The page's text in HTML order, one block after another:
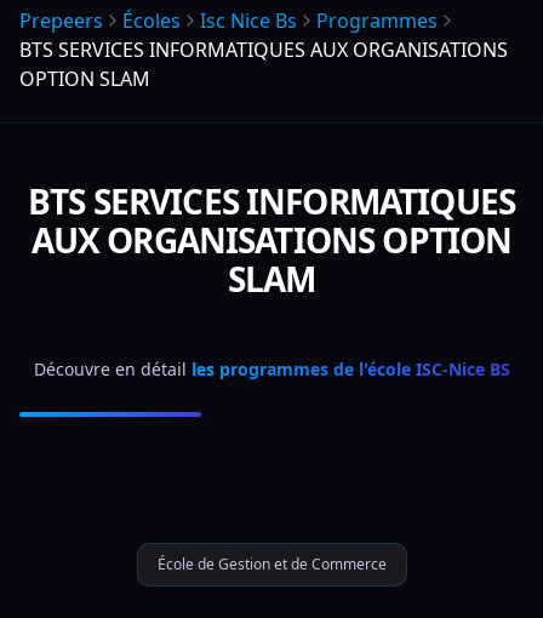
Prepeers Écoles Isc Nice Bs
Programmes
BTS SERVICES INFORMATIQUES AUX ORGANISATIONS
OPTION SLAM
BTS SERVICES INFORMATIQUES
AUX ORGANISATIONS OPTION
SLAM
Découvre en détail les programmes de l'école ISC-Nice BS
École de Gestion et de Commerce